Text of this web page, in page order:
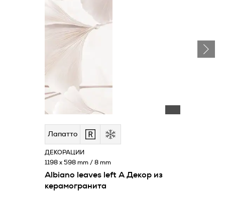
Лапатто
Albiano leaves left A Декор из
керамогранита
ДЕКОРАЦИИ
1198 x 598 mm / 8 mm